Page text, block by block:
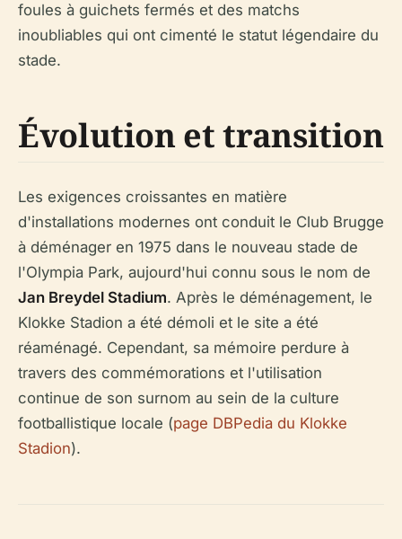
foules à guichets fermés et des matchs
inoubliables qui ont cimenté le statut légendaire du
stade.
Évolution et transition
Les exigences croissantes en matière
d'installations modernes ont conduit le Club Brugge
à déménager en 1975 dans le nouveau stade de
l'Olympia Park, aujourd'hui connu sous le nom de
Jan Breydel Stadium. Après le déménagement, le
Klokke Stadion a été démoli et le site a été
réaménagé. Cependant, sa mémoire perdure à
travers des commémorations et l'utilisation
continue de son surnom au sein de la culture
footballistique locale (page DBPedia du Klokke
Stadion).